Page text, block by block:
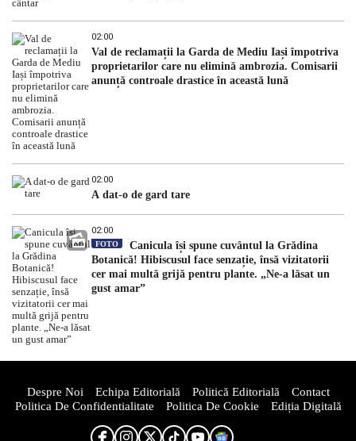
02:00
Val de reclamații la Garda de Mediu Iași împotriva
proprietarilor care nu elimină ambrozia. Comisarii
anunță controale drastice în această lună
02:00
A dat-o de gard tare
02:00
FOTO
Canicula își spune cuvântul la Grădina
Botanică! Hibiscusul face senzație, însă vizitatorii
cer mai multă grijă pentru plante. „Ne-a lăsat un
gust amar”
Despre Noi Echipa Editorială Politică Editorială
Contact
Politica De Confidentialitate
Politica De Cookie Ediția Digitală